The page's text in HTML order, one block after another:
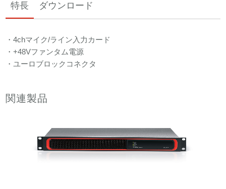
特長 ダウンロード
・4chマイク/ライン入力カード
・+48Vファンタム電源
・ユーロブロックコネクタ
関連製品